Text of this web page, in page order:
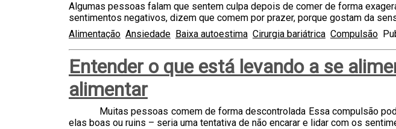
Algumas pessoas falam que sentem culpa depois de comer de forma
sentimentos negativos, dizem que comem por prazer, porque gostam da
Alimentação Ansiedade Baixa autoestima Cirurgia bariátrica Compulsão
Entender o que está levando a se
alimentar
Muitas pessoas comem de forma descontrolada Essa compulsão
elas boas ou ruins – seria uma tentativa de não encarar e lidar com os